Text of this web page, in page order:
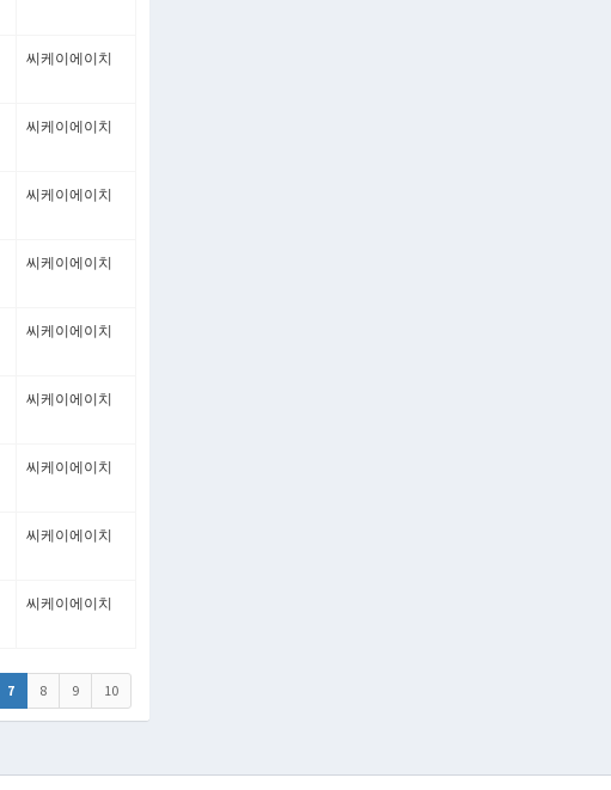
씨케이에이치
씨케이에이치
씨케이에이치
씨케이에이치
씨케이에이치
씨케이에이치
씨케이에이치
씨케이에이치
씨케이에이치
7 8 9 10